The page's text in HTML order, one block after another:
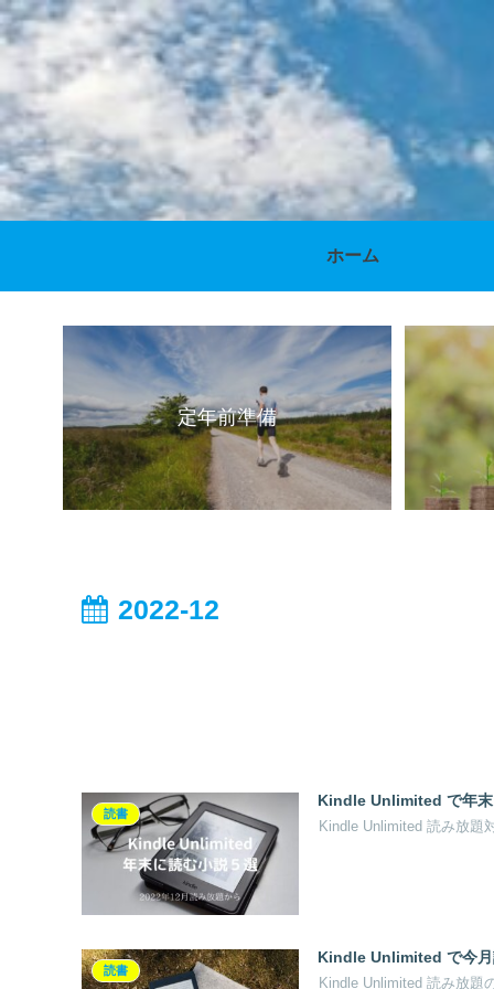
ホーム
定年前準備
2022-12
読書
Kindle Unlimited で年末
Kindle Unlimited 読み放題
読書
Kindle Unlimited で今月
Kindle Unlimited 読み放題